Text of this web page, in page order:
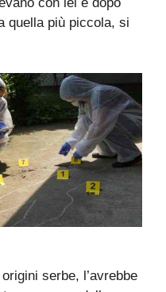
quella più piccola, si
serbe, l’avrebbe